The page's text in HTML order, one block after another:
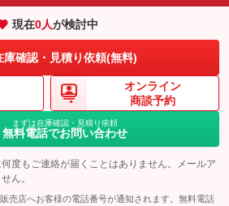
ヘッドライトウォッシャー
現在0人が検討中
庫確認・見積り依頼(無料)
オンライン
商談予約
まずは在庫確認・見積り依頼
無料電話でお問い合わせ
度もご連絡が届くことはありません。メールア
ん。
売店へお客様の電話番号が通知されます。無料電話